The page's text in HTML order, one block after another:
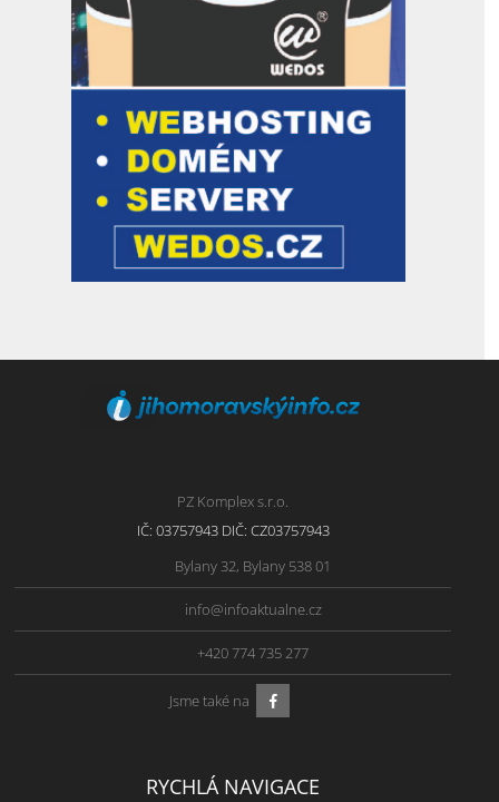
PZ Komplex s.r.o.
IČ: 03757943 DIČ: CZ03757943
Bylany 32, Bylany 538 01
info@infoaktualne.cz
+420 774 735 277
Jsme také na
RYCHLÁ NAVIGACE